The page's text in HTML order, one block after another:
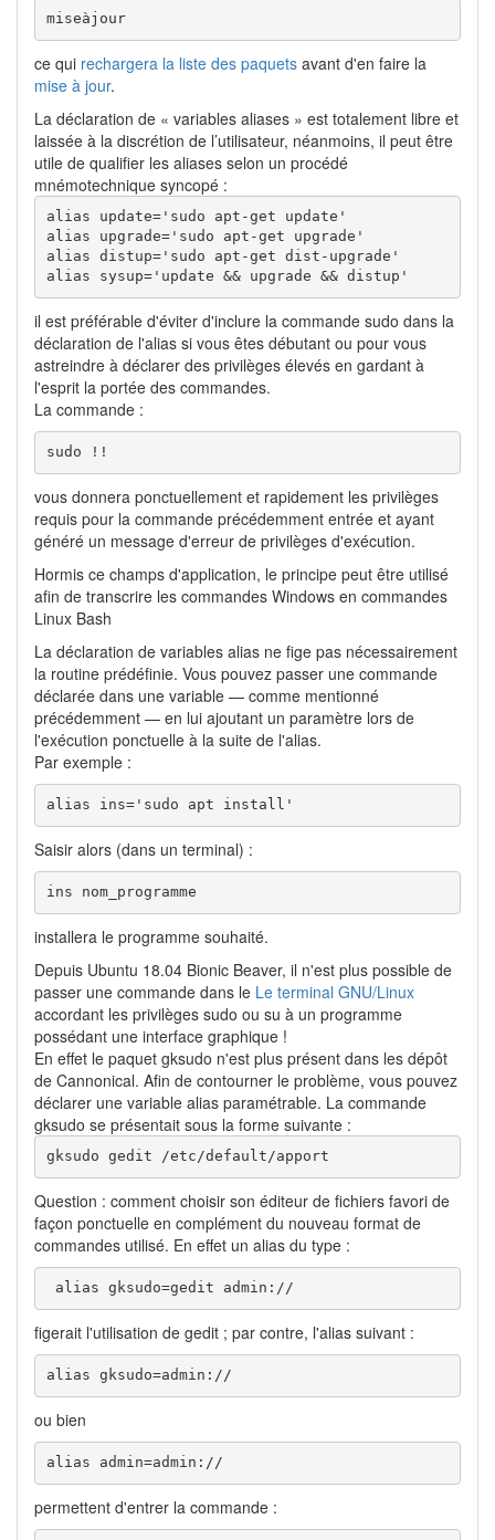
miseàjour
ce qui rechargera la liste des paquets avant d'en faire la
mise à jour.
La déclaration de « variables aliases » est totalement libre et
laissée à la discrétion de l’utilisateur, néanmoins, il peut être
utile de qualifier les aliases selon un procédé
mnémotechnique syncopé :
alias update='sudo apt-get update'
alias upgrade='sudo apt-get upgrade'
alias distup='sudo apt-get dist-upgrade'
alias sysup='update && upgrade && distup'
il est préférable d'éviter d'inclure la commande sudo dans la
déclaration de l'alias si vous êtes débutant ou pour vous
astreindre à déclarer des privilèges élevés en gardant à
l'esprit la portée des commandes.
La commande :
sudo !!
vous donnera ponctuellement et rapidement les privilèges
requis pour la commande précédemment entrée et ayant
généré un message d'erreur de privilèges d'exécution.
Hormis ce champs d'application, le principe peut être utilisé
afin de transcrire les commandes Windows en commandes
Linux Bash
La déclaration de variables alias ne fige pas nécessairement
la routine prédéfinie. Vous pouvez passer une commande
déclarée dans une variable — comme mentionné
précédemment — en lui ajoutant un paramètre lors de
l'exécution ponctuelle à la suite de l'alias.
Par exemple :
alias ins='sudo apt install'
Saisir alors (dans un terminal) :
ins nom_programme
installera le programme souhaité.
Depuis Ubuntu 18.04 Bionic Beaver, il n'est plus possible de
passer une commande dans le Le terminal GNU/Linux
accordant les privilèges sudo ou su à un programme
possédant une interface graphique !
En effet le paquet gksudo n'est plus présent dans les dépôt
de Cannonical. Afin de contourner le problème, vous pouvez
déclarer une variable alias paramétrable. La commande
gksudo se présentait sous la forme suivante :
gksudo gedit /etc/default/apport
Question : comment choisir son éditeur de fichiers favori de
façon ponctuelle en complément du nouveau format de
commandes utilisé. En effet un alias du type :
alias gksudo=gedit admin://
figerait l'utilisation de gedit ; par contre, l'alias suivant :
alias gksudo=admin://
ou bien
alias admin=admin://
permettent d'entrer la commande :